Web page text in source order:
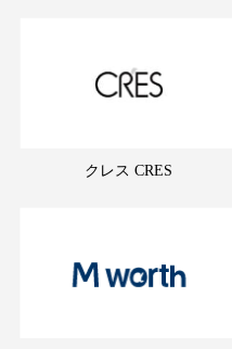
クレス CRES